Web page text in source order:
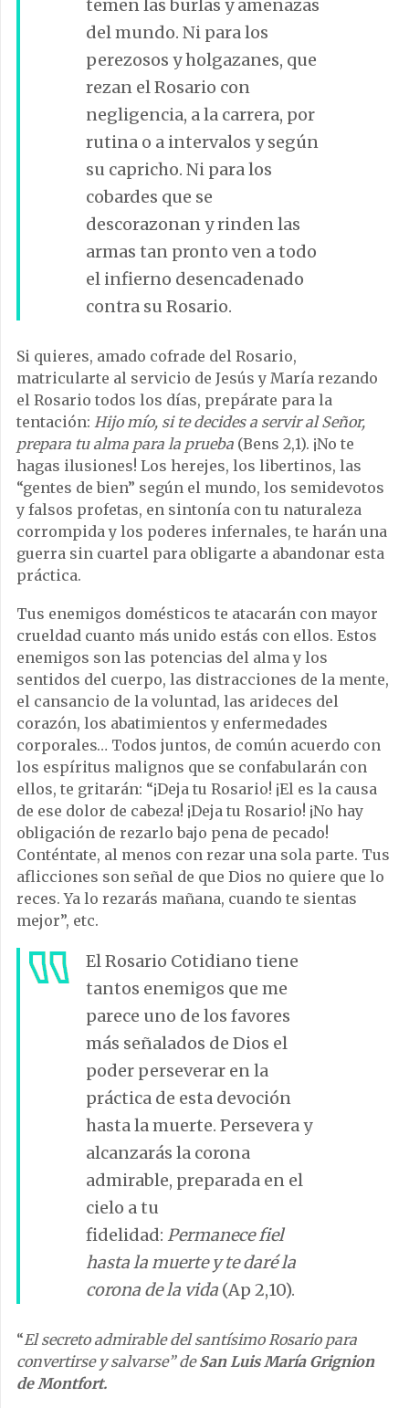
temen las burlas y amenazas
del mundo. Ni para los
perezosos y holgazanes, que
rezan el Rosario con
negligencia, a la carrera, por
rutina o a intervalos y según
su capricho. Ni para los
cobardes que se
descorazonan y rinden las
armas tan pronto ven a todo
el infierno desencadenado
contra su Rosario.
Si quieres, amado cofrade del Rosario,
matricularte al servicio de Jesús y María rezando
el Rosario todos los días, prepárate para la
tentación: Hijo mío, si te decides a servir al Señor,
prepara tu alma para la prueba (Bens 2,1). ¡No te
hagas ilusiones! Los herejes, los libertinos, las
“gentes de bien” según el mundo, los semidevotos
y falsos profetas, en sintonía con tu naturaleza
corrompida y los poderes infernales, te harán una
guerra sin cuartel para obligarte a abandonar esta
práctica.
Tus enemigos domésticos te atacarán con mayor
crueldad cuanto más unido estás con ellos. Estos
enemigos son las potencias del alma y los
sentidos del cuerpo, las distracciones de la mente,
el cansancio de la voluntad, las arideces del
corazón, los abatimientos y enfermedades
corporales… Todos juntos, de común acuerdo con
los espíritus malignos que se confabularán con
ellos, te gritarán: “¡Deja tu Rosario! ¡El es la causa
de ese dolor de cabeza! ¡Deja tu Rosario! ¡No hay
obligación de rezarlo bajo pena de pecado!
Conténtate, al menos con rezar una sola parte. Tus
aflicciones son señal de que Dios no quiere que lo
reces. Ya lo rezarás mañana, cuando te sientas
mejor”, etc.
El Rosario Cotidiano tiene
tantos enemigos que me
parece uno de los favores
más señalados de Dios el
poder perseverar en la
práctica de esta devoción
hasta la muerte. Persevera y
alcanzarás la corona
admirable, preparada en el
cielo a tu
fidelidad: Permanece fiel
hasta la muerte y te daré la
corona de la vida (Ap 2,10).
“El secreto admirable del santísimo Rosario para
convertirse y salvarse” deSan Luis María Grignion
de Montfort.